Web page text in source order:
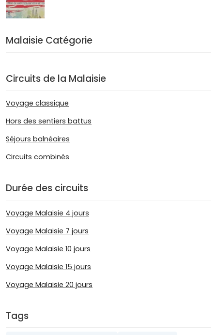
Malaisie Catégorie
Circuits de la Malaisie
Voyage classique
Hors des sentiers battus
Séjours balnéaires
Circuits combinés
Durée des circuits
Voyage Malaisie 4 jours
Voyage Malaisie 7 jours
Voyage Malaisie 10 jours
Voyage Malaisie 15 jours
Voyage Malaisie 20 jours
Tags